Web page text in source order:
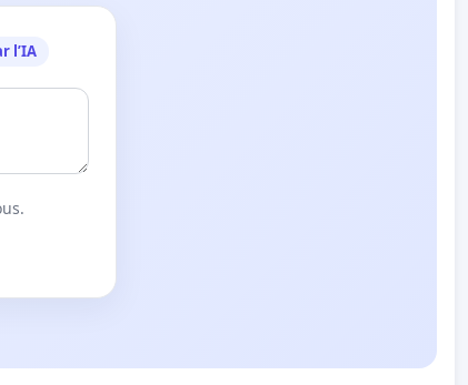
l’IA